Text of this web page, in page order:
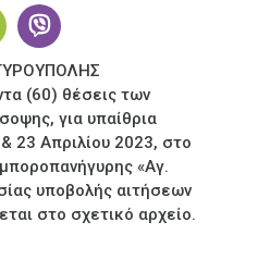
(60) θέσεις των
για υπαίθρια
23 Απριλίου 2023, στο
«Αγ.
υποβολής αιτήσεων
στο σχετικό αρχείο.